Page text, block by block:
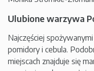
Ulubione warzywa
Najczęściej
pomidory i cebula.
miejscach znajduje się